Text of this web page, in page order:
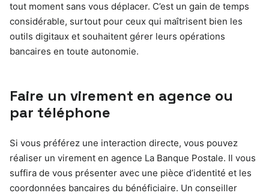
tout moment sans vous déplacer. C’est un gain de temps
considérable, surtout pour ceux qui maîtrisent bien les
outils digitaux et souhaitent gérer leurs opérations
bancaires en toute autonomie.
Faire un virement en agence ou
par téléphone
Si vous préférez une interaction directe, vous pouvez
réaliser un virement en agence La Banque Postale. Il vous
suffira de vous présenter avec une pièce d’identité et les
coordonnées bancaires du bénéficiaire. Un conseiller